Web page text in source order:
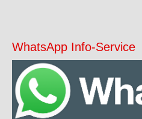
WhatsApp Info-Service